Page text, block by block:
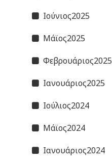
Ιούνιος2025
Μάϊος2025
Φεβρουάριος2025
Ιανουάριος2025
Ιούλιος2024
Μάϊος2024
Ιανουάριος2024